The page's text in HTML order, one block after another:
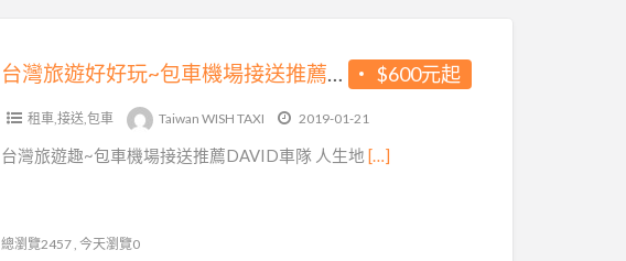
$600元起
租車,接送,包車 Taiwan WISH TAXI 2019-01-21
台灣旅遊趣~包車機場接送推薦DAVID車隊 人生地 […]
總瀏覽2457 , 今天瀏覽0